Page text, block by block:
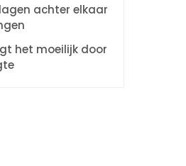
achter elkaar
het moeilijk door